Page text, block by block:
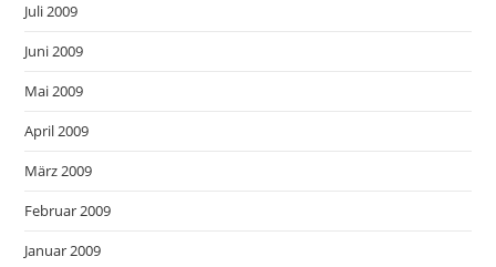
Juli 2009
Juni 2009
Mai 2009
April 2009
März 2009
Februar 2009
Januar 2009